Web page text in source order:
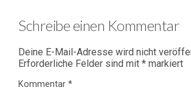
Schreibe einen Kommentar
Deine E-Mail-Adresse wird nicht
Erforderliche Felder sind mit * markiert
Kommentar *